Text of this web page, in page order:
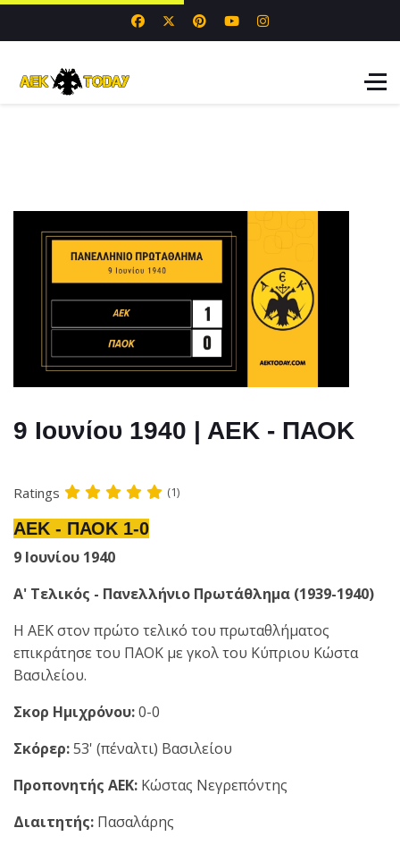
9 Ιουνίου 1940 | ΑΕΚ - ΠΑΟΚ
Ratings (1)
ΑΕΚ - ΠΑΟΚ 1-0
9 Ιουνίου 1940
Α' Τελικός - Πανελλήνιο Πρωτάθλημα (1939-1940)
Η ΑΕΚ στον πρώτο τελικό του πρωταθλήματος
επικράτησε του ΠΑΟΚ με γκολ του Κύπριου Κώστα
Βασιλείου.
Σκορ Ημιχρόνου:0-0
Σκόρερ:53' (πέναλτι) Βασιλείου
Προπονητής ΑΕΚ: Κώστας Νεγρεπόντης
Διαιτητής: Πασαλάρης